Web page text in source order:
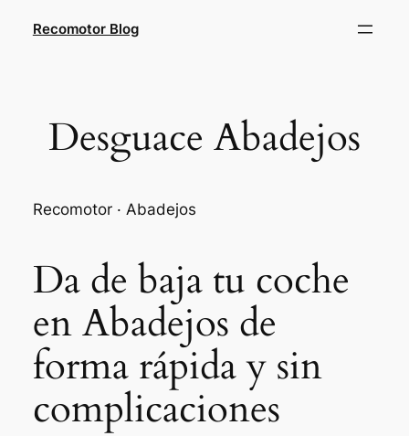
Recomotor Blog
Desguace Abadejos
Recomotor · Abadejos
Da de baja tu coche
en Abadejos de
forma rápida y sin
complicaciones